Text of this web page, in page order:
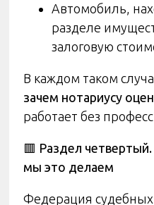
Автомобиль,
разделе
залоговую
В каждом таком
зачем нотариусу
работает без
🟥 Раздел
мы это делаем
Федерация